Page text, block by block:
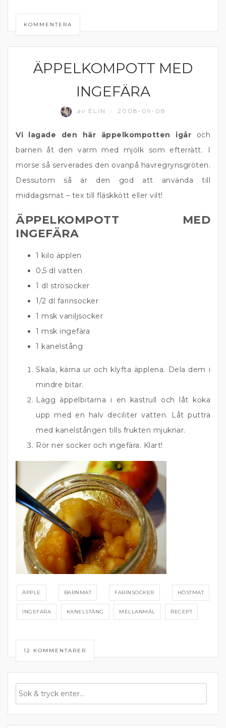
KOMMENTERA
FRUKT OCH BÄR
ÄPPELKOMPOTT MED
INGEFÄRA
av ELIN 2008-09-08
Vi lagade den här äppelkompotten igår och
barnen åt den varm med mjölk som efterrätt. I
morse så serverades den ovanpå havregrynsgröten.
Dessutom så är den god att använda till
middagsmat – tex till fläskkött eller vilt!
ÄPPELKOMPOTT MED
INGEFÄRA
1 kilo äpplen
0,5 dl vatten
1 dl strösocker
1/2 dl farinsocker
1 msk vaniljsocker
1 msk ingefära
1 kanelstång
Skala, kärna ur och klyfta äpplena. Dela dem i
mindre bitar.
Lägg äppelbitarna i en kastrull och låt koka
upp med en halv deciliter vatten. Låt puttra
med kanelstången tills frukten mjuknar.
Rör ner socker och ingefära. Klart!
ÄPPLE BARNMAT FARINSOCKER HÖSTMAT
INGEFÄRA KANELSTÅNG MELLANMÅL RECEPT
12 KOMMENTARER